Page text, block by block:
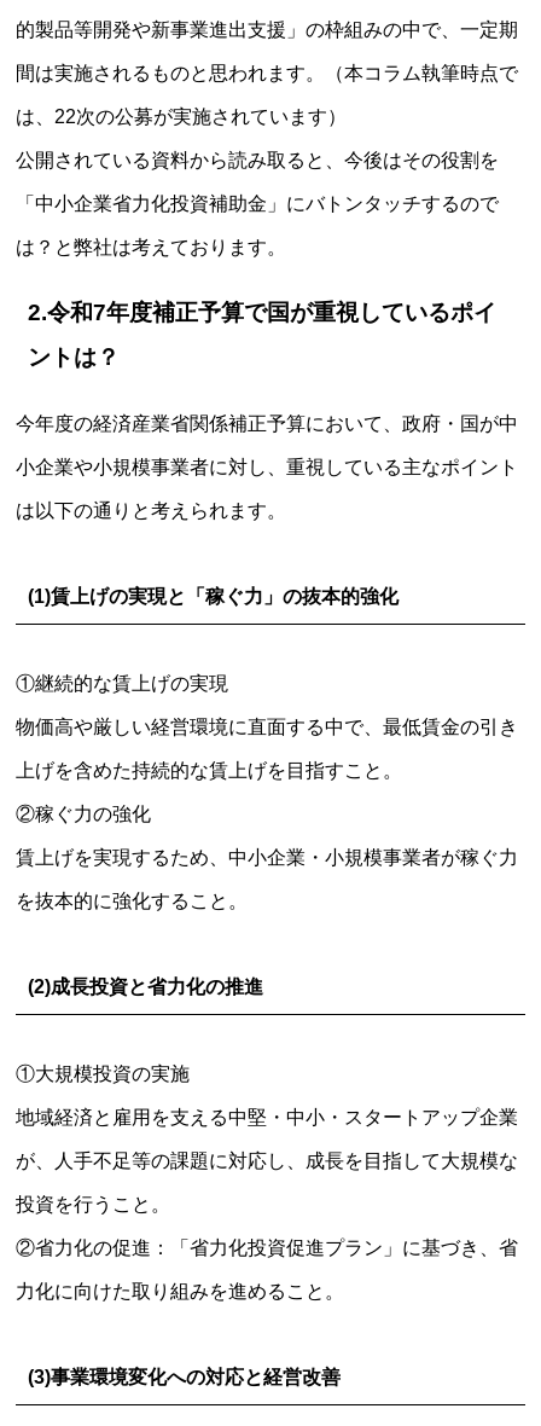
的製品等開発や新事業進出支援」の枠組みの中で、一定期
間は実施されるものと思われます。（本コラム執筆時点で
は、22次の公募が実施されています）
公開されている資料から読み取ると、今後はその役割を
「中小企業省力化投資補助金」にバトンタッチするので
は？と弊社は考えております。
2.令和7年度補正予算で国が重視しているポイ
ントは？
今年度の経済産業省関係補正予算において、政府・国が中
小企業や小規模事業者に対し、重視している主なポイント
は以下の通りと考えられます。
(1)賃上げの実現と「稼ぐ力」の抜本的強化
①継続的な賃上げの実現
物価高や厳しい経営環境に直面する中で、最低賃金の引き
上げを含めた持続的な賃上げを目指すこと。
②稼ぐ力の強化
賃上げを実現するため、中小企業・小規模事業者が稼ぐ力
を抜本的に強化すること。
(2)成長投資と省力化の推進
①大規模投資の実施
地域経済と雇用を支える中堅・中小・スタートアップ企業
が、人手不足等の課題に対応し、成長を目指して大規模な
投資を行うこと。
②省力化の促進：「省力化投資促進プラン」に基づき、省
力化に向けた取り組みを進めること。
(3)事業環境変化への対応と経営改善